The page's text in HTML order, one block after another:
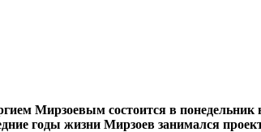
Мирзоевым состоится в
годы жизни Мирзоев занимался